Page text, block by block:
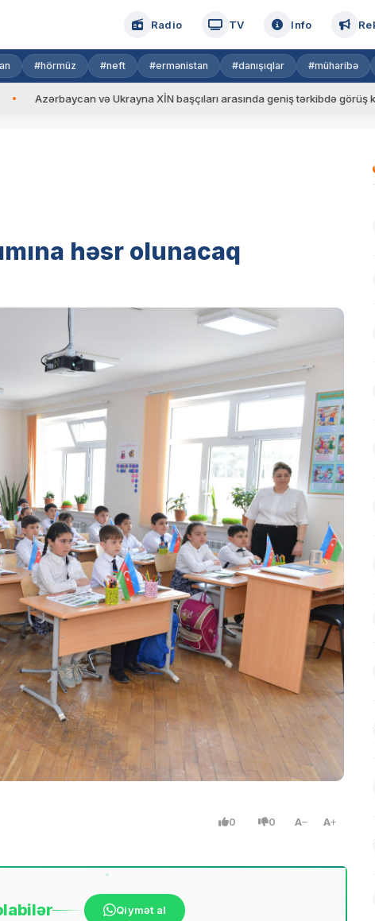
Radio TV Info
#hörmüz #neft #ermənistan #danışıqlar #müharibə
və Ukrayna XİN başçıları arasında geniş tərkibdə görüş keçirilib
həsr olunacaq
0 0 A A
bilər Qiymət al